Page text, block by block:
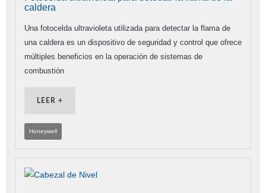
caldera
Una fotocelda ultravioleta utilizada para detectar la flama de
una caldera es un dispositivo de seguridad y control que ofrece
múltiples beneficios en la operación de sistemas de
combustión
LEER +
Honeywell